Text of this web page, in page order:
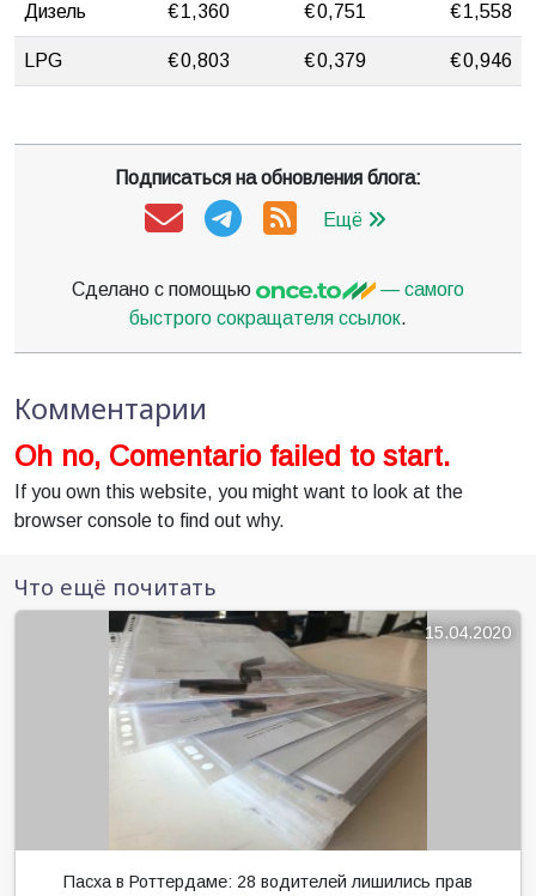
Дизель € 1,360 € 0,751 € 1,558
LPG € 0,803 € 0,379 € 0,946
Подписаться на обновления блога:
Ещё
Сделано с помощью
— самого
быстрого сокращателя ссылок.
Комментарии
Oh no, Comentario failed to start.
If you own this website, you might want to look at the
browser console to find out why.
Что ещё почитать
15.04.2020
Пасха в Роттердаме: 28 водителей лишились прав